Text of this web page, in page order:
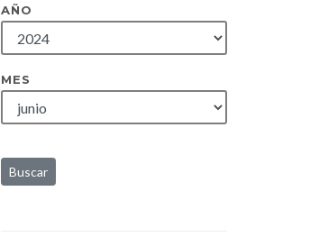
AÑO
MES
Buscar